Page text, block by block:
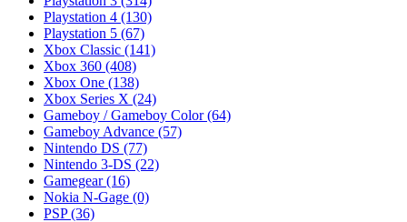
Playstation 4 (130)
Playstation 5 (67)
Xbox Classic (141)
Xbox 360 (408)
Xbox One (138)
Xbox Series X (24)
Gameboy / Gameboy Color(64)
Gameboy Advance (57)
Nintendo DS (77)
Nintendo 3-DS (22)
Gamegear(16)
Nokia N-Gage (0)
PSP(36)